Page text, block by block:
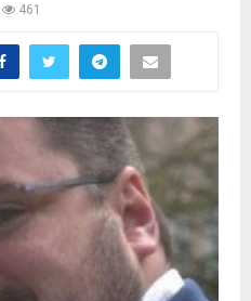
461